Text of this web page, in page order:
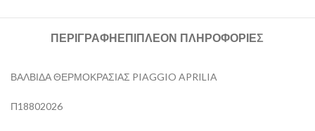
ΠΕΡΙΓΡΑΦΉΕΠΙΠΛΈΟΝ ΠΛΗΡΟΦΟΡΊΕΣ
ΒΑΛΒΙΔΑ ΘΕΡΜΟΚΡΑΣΙΑΣ PIAGGIO APRILIA
Π18802026